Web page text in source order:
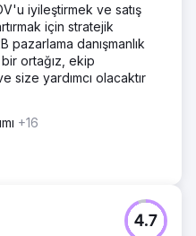
iyileştirmek ve satış
için stratejik
pazarlama danışmanlık
ortağız, ekip
size yardımcı olacaktır
+16
4.7